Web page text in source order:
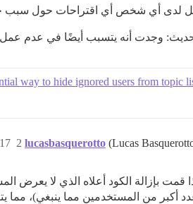
لدى أي شخص أي اقتراحات حول سبب
وجدت أنه يتسبب أيضًا في عدم عمل
way to hide ignored users from topic
lucasbasquerotto (Lucas 17 يناير 2022، 3:36م 2
قمت بإزالة الكود أعلاه الذي لا يعرض
أكبر من المستخدمين مما ينبغي)،